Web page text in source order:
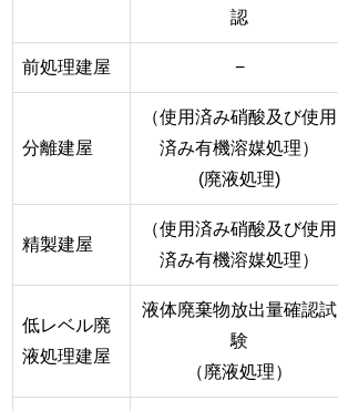
認
前処理建屋 −
分離建屋
（使用済み硝酸及び使用
済み有機溶媒処理）
(廃液処理)
精製建屋
（使用済み硝酸及び使用
済み有機溶媒処理）
低レベル廃
液処理建屋
液体廃棄物放出量確認試
験
（廃液処理）